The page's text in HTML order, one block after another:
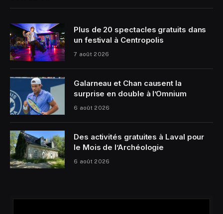
Plus de 20 spectacles gratuits dans
un festival à Centropolis
7 août 2026
Galarneau et Chan causent la
surprise en double à l’Omnium
6 août 2026
Des activités gratuites à Laval pour
le Mois de l’Archéologie
6 août 2026